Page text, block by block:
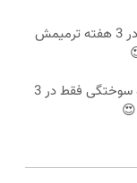
جای بخیه داری؟؟ فقط در 3 هفته ترمیمش
ترمیم جای زخم، بخیه و سوختگی فقط در 3